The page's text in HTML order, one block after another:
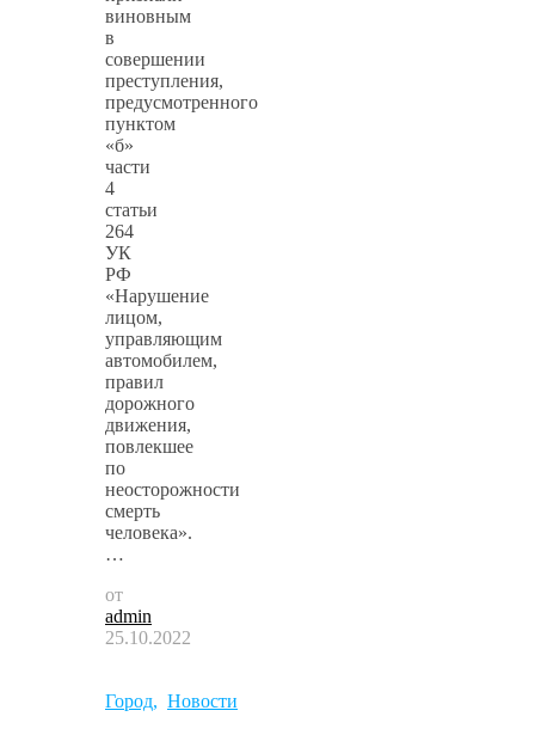
виновным
в
совершении
преступления,
предусмотренного
пунктом
«б»
части
4
статьи
264
УК
РФ
«Нарушение
лицом,
управляющим
автомобилем,
правил
дорожного
движения,
повлекшее
по
неосторожности
смерть
человека».
…
от
admin
25.10.2022
Город, Новости